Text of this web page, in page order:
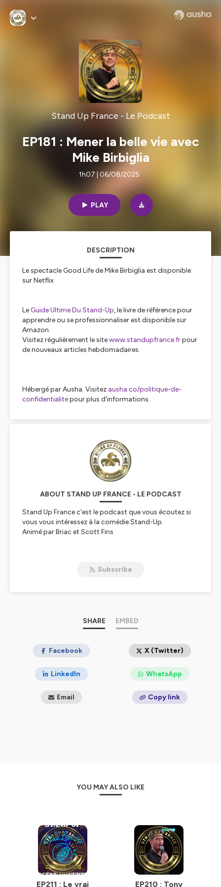
Stand Up France - Le Podcast
EP181 : Mener la belle vie avec
Mike Birbiglia
1h07 | 06/08/2025
PLAY
DESCRIPTION
Le spectacle Good Life de Mike Birbiglia est disponible
sur Netflix
Le Guide Ultime Du Stand-Up, le livre de référence pour
apprendre ou se professionnaliser est disponible sur
Amazon.
Visitez régulièrement le sitewww.standupfrance.frpour
de nouveaux articles hebdomadaires.
Hébergé par Ausha. Visitez ausha.co/politique-de-
confidentialitepour plus d'informations.
ABOUT STAND UP FRANCE - LE PODCAST
Stand Up France c'est le podcast que vous écoutez si
vous vous intéressez à la comédie Stand-Up.
Animé par Briac et Scott Fins
Subscribe
SHARE EMBED
Facebook X (Twitter)
LinkedIn WhatsApp
Email Copy link
YOU MAY ALSO LIKE
EP211 : Le vrai EP210 : Tony